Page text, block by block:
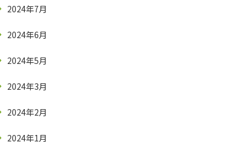
2024年7月
2024年6月
2024年5月
2024年3月
2024年2月
2024年1月